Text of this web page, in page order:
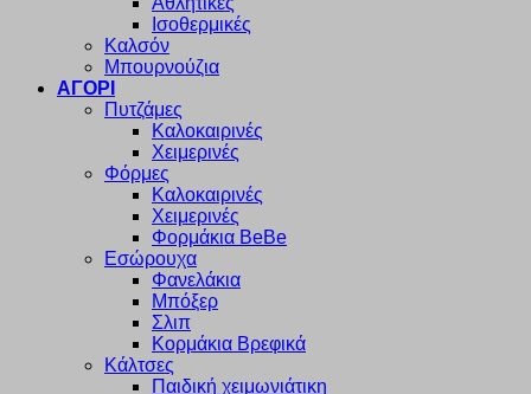
Ισοθερμικές
Καλσόν
Μπουρνούζια
ΑΓΟΡΙ
Πυτζάμες
Καλοκαιρινές
Χειμερινές
Φόρμες
Καλοκαιρινές
Χειμερινές
Φορμάκια BeBe
Εσώρουχα
Φανελάκια
Μπόξερ
Σλιπ
Κορμάκια Βρεφικά
Κάλτσες
Παιδική χειμωνιάτικη